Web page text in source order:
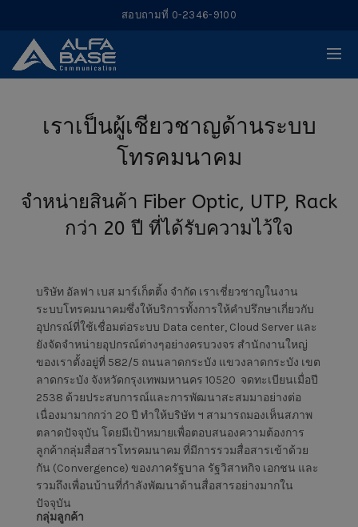
สอบถามที่ 0-2346-9100
เราเป็นผู้เชียวชาญด้านระบบ
โทรคมนาคม
จำหน่ายสินค้า Fiber Optic, UTP, Rack
กว่า 20 ปี ที่ได้รับความไว้ใจ
บริษัท อัลฟา เบส มาร์เก็ตติ้ง จำกัด เราเชี่ยวชาญในงาน
ระบบโทรคมนาคมซึ่งให้บริการทั้งการให้คำปรึกษาเกี่ยวกับ
อุปกรณ์ที่ใช้เชื่อมต่อระบบ Data center, Cloud Server และ
ยังจัดจำหน่ายอุปกรณ์ต่างๆอย่างครบวงจร สำนักงานใหญ่
ของเราตั้งอยู่ที่ 582/5 ถนนลาดกระบัง แขวงลาดกระบัง เขต
ลาดกระบัง จังหวัดกรุงเทพมหานคร 10520 จดทะเบียนเมื่อปี
2538 ด้วยประสบการณ์และการพัฒนาสะสมมาอย่างต่อ
เนื่องมามากกว่า 20 ปี ทำให้บริษัท ฯ สามารถมองเห็นสภาพ
ตลาดปัจจุบัน โดยมีเป้าหมายเพื่อตอบสนองความต้องการ
ลูกค้ากลุ่มสื่อสารโทรคมนาคม ที่มีการรวมสื่อสารเข้าด้วย
กัน (Convergence) ของภาครัฐบาล รัฐวิสาหกิจ เอกชน และ
รวมถึงเพื่อนบ้านที่กำลังพัฒนาด้านสื่อสารอย่างมากใน
ปัจจุบัน
กลุ่มลูกค้า